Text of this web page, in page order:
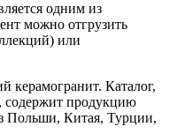
одним из
можно отгрузить
или
керамогранит. Каталог,
продукцию
Польши, Китая, Турции,